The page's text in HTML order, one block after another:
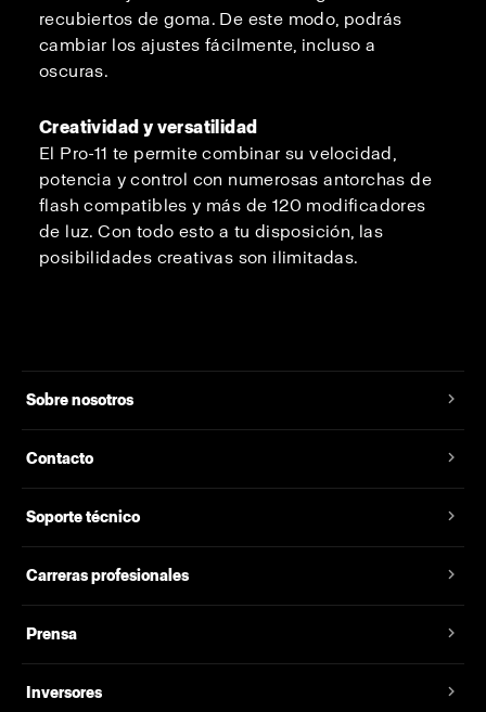
recubiertos de goma. De este modo, podrás
cambiar los ajustes fácilmente, incluso a
oscuras.
Creatividad y versatilidad
El Pro-11 te permite combinar su velocidad,
potencia y control con numerosas antorchas de
flash compatibles y más de 120 modificadores
de luz. Con todo esto a tu disposición, las
posibilidades creativas son ilimitadas.
Sobre nosotros
Contacto
Soporte técnico
Carreras profesionales
Prensa
Inversores